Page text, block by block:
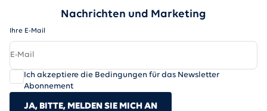
Nachrichten und Marketing
Ihre E-Mail
Ich akzeptiere die Bedingungen für das Newsletter
Abonnement
JA, BITTE, MELDEN SIE MICH AN